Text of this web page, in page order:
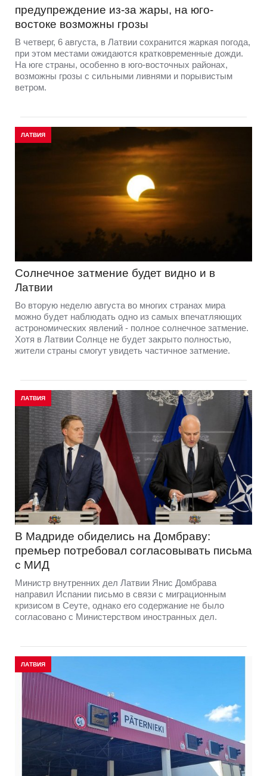
предупреждение из-за жары, на юго-
востоке возможны грозы
В четверг, 6 августа, в Латвии сохранится жаркая погода,
при этом местами ожидаются кратковременные дожди.
На юге страны, особенно в юго-восточных районах,
возможны грозы с сильными ливнями и порывистым
ветром.
ЛАТВИЯ
Солнечное затмение будет видно и в
Латвии
Во вторую неделю августа во многих странах мира
можно будет наблюдать одно из самых впечатляющих
астрономических явлений - полное солнечное затмение.
Хотя в Латвии Солнце не будет закрыто полностью,
жители страны смогут увидеть частичное затмение.
ЛАТВИЯ
В Мадриде обиделись на Домбраву:
премьер потребовал согласовывать письма
с МИД
Министр внутренних дел Латвии Янис Домбрава
направил Испании письмо в связи с миграционным
кризисом в Сеуте, однако его содержание не было
согласовано с Министерством иностранных дел.
ЛАТВИЯ